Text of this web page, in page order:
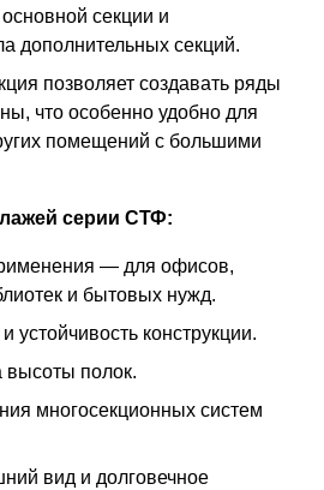
секции и
дополнительных секций.
позволяет создавать ряды
что особенно удобно для
помещений с большими
серии СТФ:
— для офисов,
и бытовых нужд.
устойчивость конструкции.
высоты полок.
многосекционных систем
вид и долговечное